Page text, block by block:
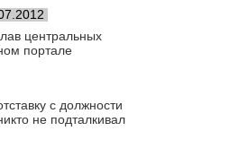
центральных
портале
с должности
не подталкивал